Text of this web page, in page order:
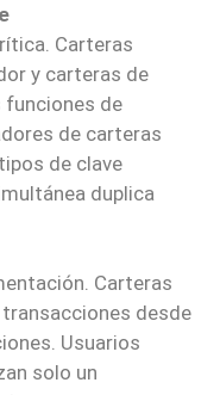
Carteras
y carteras de
funciones de
de carteras
de clave
duplica
Carteras
desde
Usuarios
solo un